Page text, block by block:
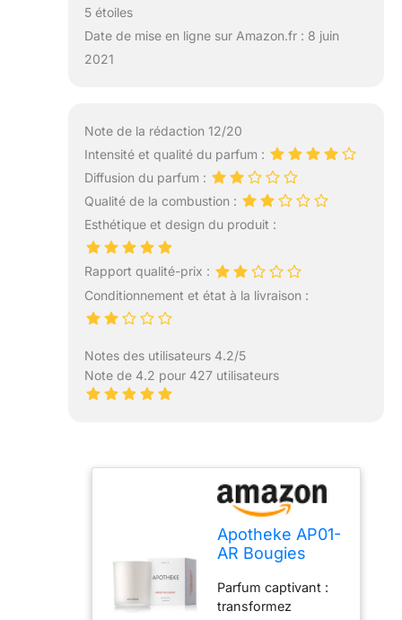
5 étoiles
Date de mise en ligne sur Amazon.fr : 8 juin
2021
Note de la rédaction 12/20
Intensité et qualité du parfum :
Diffusion du parfum :
Qualité de la combustion :
Esthétique et design du produit :
Rapport qualité-prix :
Conditionnement et état à la livraison :
Notes des utilisateurs 4.2/5
Note de 4.2 pour 427 utilisateurs
Apotheke AP01-
AR Bougies
luxe pour la
maison, abricot
Parfum captivant :
transformez